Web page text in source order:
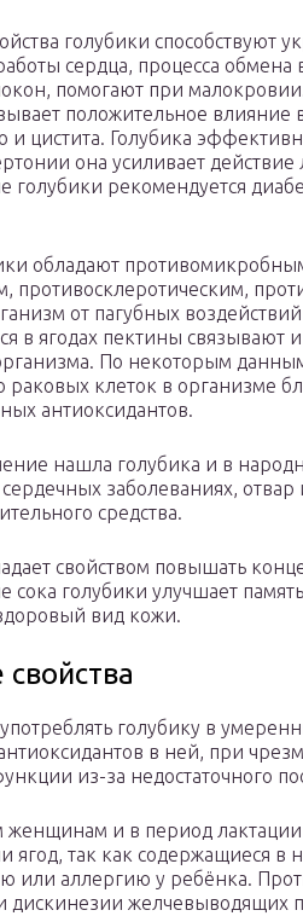
голубики способствуют
сердца, процесса
помогают при
положительное влияние
и цистита. Голубика
она усиливает
голубики рекомендуется
обладают
противосклеротическим,
от пагубных
в ягодах пектины связывают
По некоторым
раковых клеток в организме
антиоксидантов.
нашла голубика и в
заболеваниях, отвар
средства.
свойством повышать
сока голубики улучшает
вид кожи.
голубику в
в ней, при
из-за недостаточного
и в период лактации
ягод, так как содержащиеся в
или аллергию у ребёнка.
дискинезии желчевыводящих